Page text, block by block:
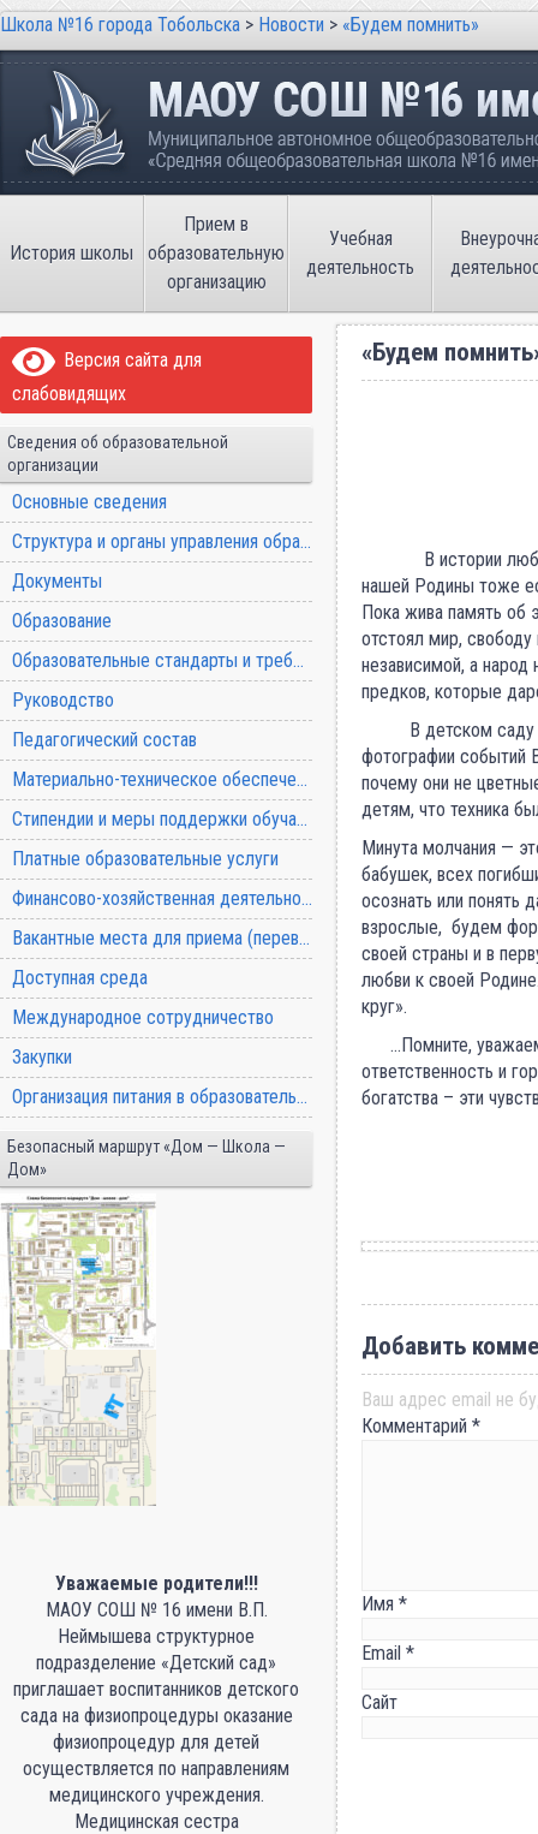
Школа №16 города Тобольска > Новости > «Будем помнить»
Школа №16 города Тобольска
Муниципальное автономное
имени В.П. Неймышева
История школы
Прием в
образовательную
организацию
Учебная
деятельность
Версия сайта для
слабовидящих
Сведения об образовательной
организации
Основные сведения
Структура и органы управления образовательной организацией
Документы
Образование
Образовательные стандарты и требования
Руководство
Педагогический состав
Материально-техническое обеспечение и оснащенность образовательного процесса
Стипендии и меры поддержки обучающихся
Платные образовательные услуги
Финансово-хозяйственная деятельность
Вакантные места для приема (перевода) обучающихся
Доступная среда
Международное сотрудничество
Закупки
Организация питания в образовательной организации
Безопасный маршрут «Дом — Школа —
Дом»
Уважаемые родители!!!
МАОУ СОШ № 16 имени В.П.
Неймышева структурное
подразделение «Детский сад»
приглашает воспитанников детского
сада на физиопроцедуры оказание
физиопроцедур для детей
осуществляется по направлениям
медицинского учреждения.
Медицинская сестра
«Будем
В истории любой
нашей Родины тоже
Пока жива память об
отстоял мир,
независимой, а
предков, которые
В детском саду 22
фотографии событий
почему они не
детям, что техника
Минута молчания —
бабушек, всех
осознать или понять
взрослые, будем
своей страны и в
любви к своей
круг».
…Помните,
ответственность и
богатства – эти
Добавить
Ваш адрес email не
Комментарий *
Имя *
Email *
Сайт